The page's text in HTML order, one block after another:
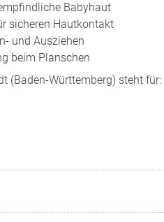
Babyhaut
sicheren Hautkontakt
und Ausziehen
beim Planschen
(Baden-Württemberg) steht für: